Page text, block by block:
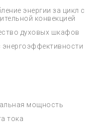
энергии за цикл с
конвекцией
духовых шкафов
энергоэффективности
мощность
тока